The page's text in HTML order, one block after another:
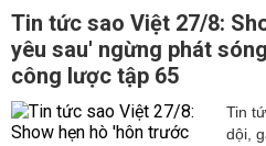
Tin tức sao Việt 27/8:
yêu sau' ngừng phát
công lược tập 65
Tin
dội,